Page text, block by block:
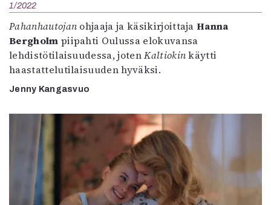
1/2022
Pahanhautojan ohjaaja ja käsikirjoittajaHanna
Bergholm piipahti Oulussa elokuvansa
lehdistötilaisuudessa, jotenKaltiokinkäytti
haastattelutilaisuuden hyväksi.
Jenny Kangasvuo